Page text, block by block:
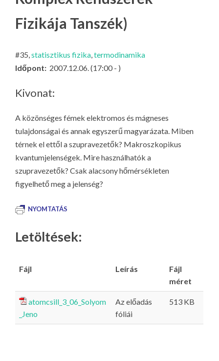
G
KI
Fizikája Tanszék)
#35,statisztikus fizika,termodinamika
Időpont: 2007.12.06. (17:00 - )
Kivonat:
A közönséges fémek elektromos és mágneses
tulajdonságai és annak egyszerű magyarázata. Miben
térnek el ettől a szupravezetők? Makroszkopikus
kvantumjelenségek. Mire használhatók a
szupravezetők? Csak alacsony hőmérsékleten
figyelhető meg a jelenség?
NYOMTATÁS
Letöltések:
Fájl Leírás
Fájl
méret
atomcsill_3_06_Solyom
_Jeno
Az előadás
fóliái
513 KB